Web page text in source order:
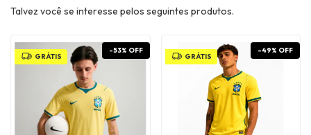
Talvez você se interesse pelos seguintes produtos.
GRÁTIS
-53% OFF
GRÁTIS
-49% OFF